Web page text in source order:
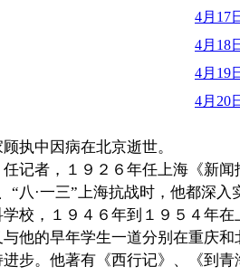
4月17
4月18
4月19
4月20
执中因病在北京逝世。
记者，１９２６年任上海《新
“八·一三”上海抗战时，他都
校，１９４６年到１９５４年
他的早年学生一道分别在重庆和
步。他著有《西行记》、《到